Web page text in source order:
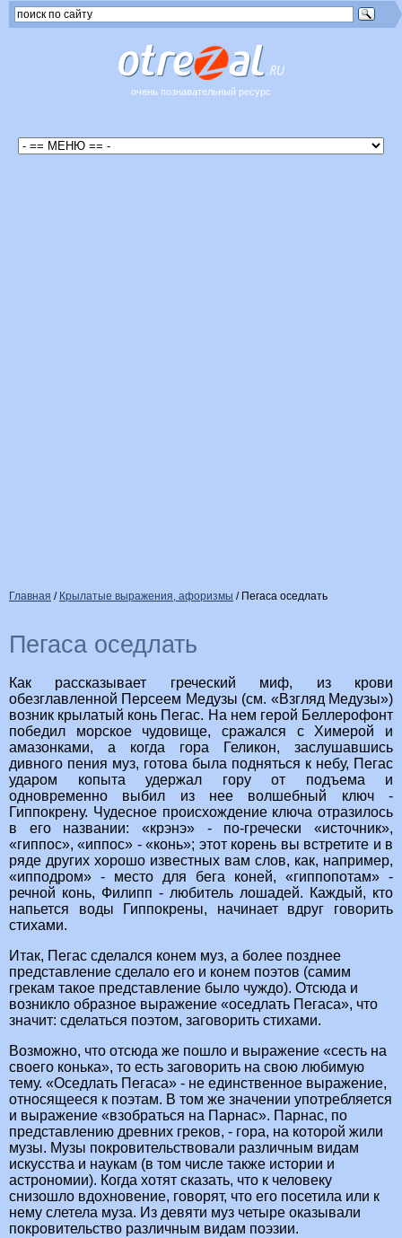
очень познавательный ресурс
Главная / Крылатые выражения, афоризмы / Пегаса оседлать
Пегаса оседлать
Как рассказывает греческий миф, из крови
обезглавленной Персеем Медузы (см. «Взгляд Медузы»)
возник крылатый конь Пегас. На нем герой Беллерофонт
победил морское чудовище, сражался с Химерой и
амазонками, а когда гора Геликон, заслушавшись
дивного пения муз, готова была подняться к небу, Пегас
ударом копыта удержал гору от подъема и
одновременно выбил из нее волшебный ключ -
Гиппокрену. Чудесное происхождение ключа отразилось
в его названии: «крэнэ» - по-гречески «источник»,
«гиппос», «иппос» - «конь»; этот корень вы встретите и в
ряде других хорошо известных вам слов, как, например,
«ипподром» - место для бега коней, «гиппопотам» -
речной конь, Филипп - любитель лошадей. Каждый, кто
напьется воды Гиппокрены, начинает вдруг говорить
стихами.
Итак, Пегас сделался конем муз, а более позднее
представление сделало его и конем поэтов (самим
грекам такое представление было чуждо). Отсюда и
возникло образное выражение «оседлать Пегаса», что
значит: сделаться поэтом, заговорить стихами.
Возможно, что отсюда же пошло и выражение «сесть на
своего конька», то есть заговорить на свою любимую
тему. «Оседлать Пегаса» - не единственное выражение,
относящееся к поэтам. В том же значении употребляется
и выражение «взобраться на Парнас». Парнас, по
представлению древних греков, - гора, на которой жили
музы. Музы покровительствовали различным видам
искусства и наукам (в том числе также истории и
астрономии). Когда хотят сказать, что к человеку
снизошло вдохновение, говорят, что его посетила или к
нему слетела муза. Из девяти муз четыре оказывали
покровительство различным видам поэзии.